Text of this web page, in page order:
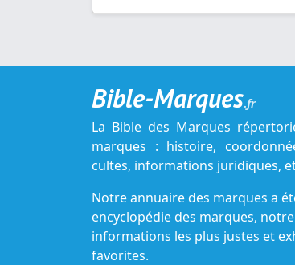
Bible-Marques.fr
La Bible des Marques
marques : histoire,
cultes, informations juridiques,
Notre annuaire des marques a
encyclopédie des marques,
informations les plus justes et
favorites.